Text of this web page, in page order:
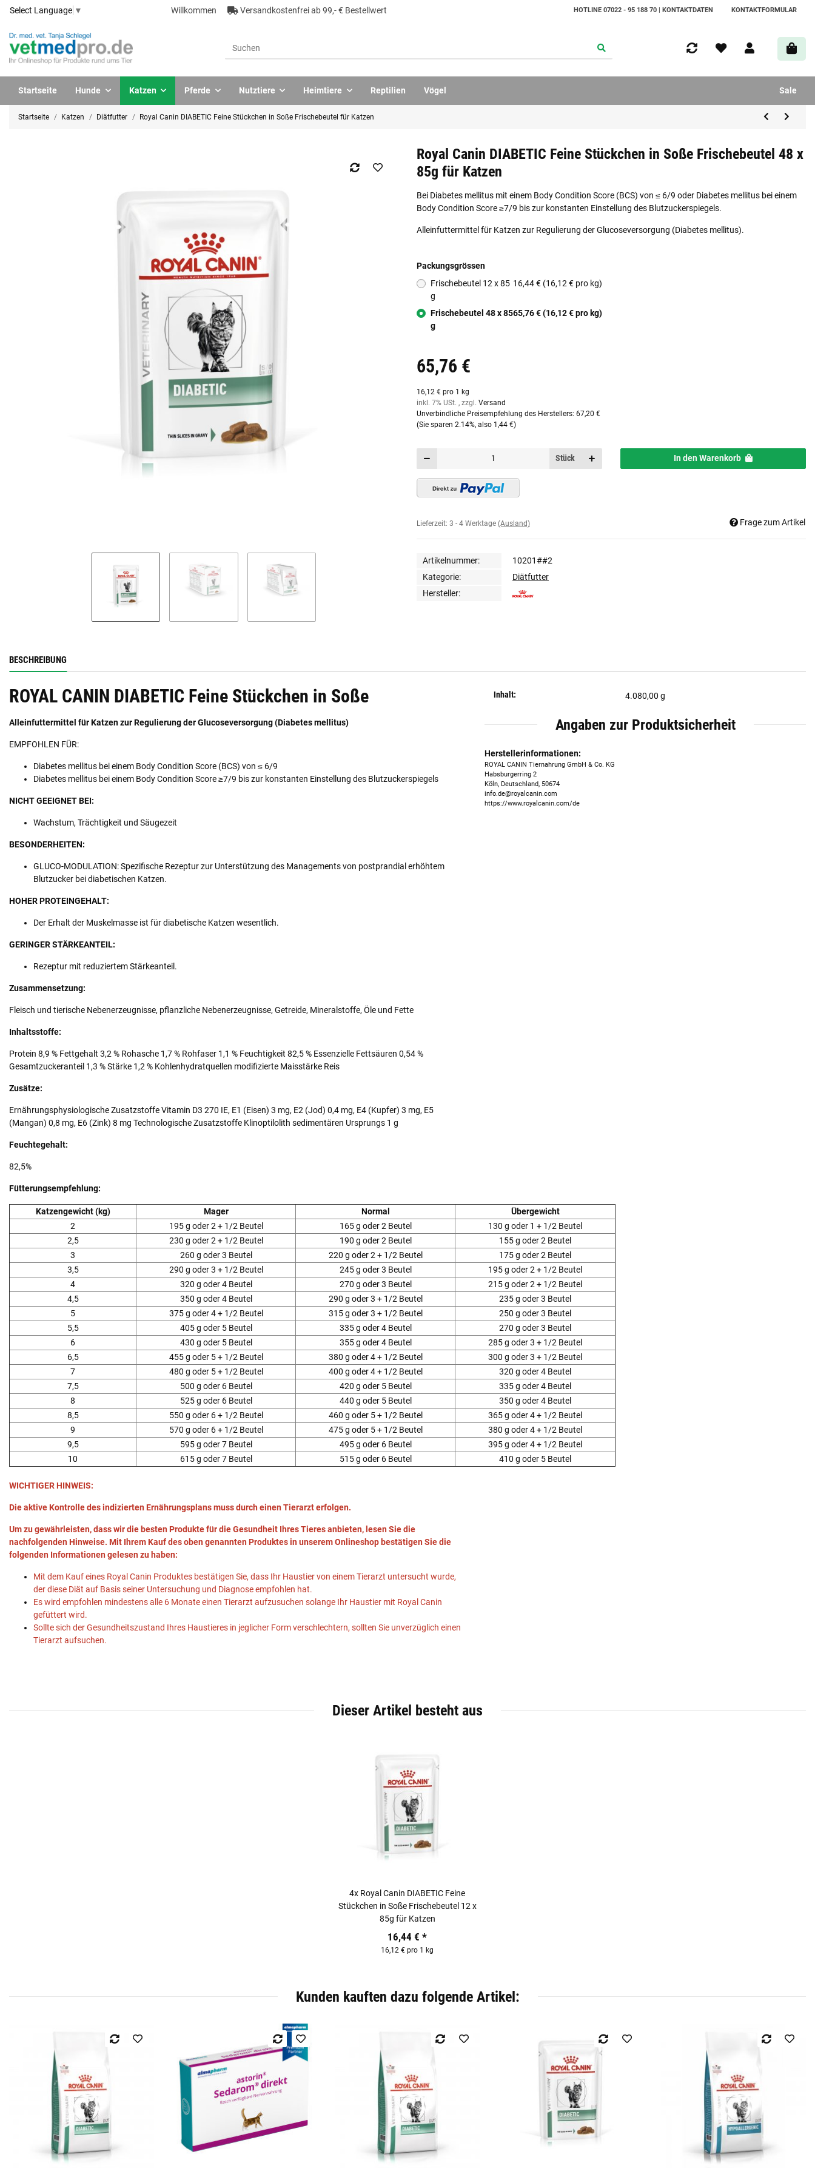
Select Language ▼ Willkommen Versandkostenfrei ab 99,- € Bestellwert HOTLINE 07022 - 95 188 70 | KONTAKTDATEN KONTAKTFORMULAR
Hunde Katzen Pferde Nutztiere Heimtiere Reptilien Vögel
Startseite Sale
Startseite Katzen Diätfutter Royal Canin DIABETIC Feine Stückchen in Soße Frischebeutel für Katzen
Royal Canin DIABETIC Feine Stückchen in Soße Frischebeutel 48 x
85g für Katzen
Bei Diabetes mellitus mit einem Body Condition Score (BCS) von ≤ 6/9 oder Diabetes mellitus bei einem
Body Condition Score ≥7/9 bis zur konstanten Einstellung des Blutzuckerspiegels.
Alleinfuttermittel für Katzen zur Regulierung der Glucoseversorgung (Diabetes mellitus).
Packungsgrössen
Frischebeutel 12 x 85
g
16,44 € (16,12 € pro kg)
Frischebeutel 48 x 85
g
65,76 € (16,12 € pro kg)
65,76 €
16,12 € pro 1 kg
inkl. 7% USt. , zzgl. Versand
Unverbindliche Preisempfehlung des Herstellers: 67,20 €
(Sie sparen 2.14%, also 1,44 €)
Stück In den Warenkorb
Lieferzeit: 3 - 4 Werktage (Ausland) Frage zum Artikel
Artikelnummer:
10201##2
Kategorie:
Diätfutter
Hersteller:
BESCHREIBUNG
ROYAL CANIN DIABETIC Feine Stückchen in Soße
Alleinfuttermittel für Katzen zur Regulierung der Glucoseversorgung (Diabetes mellitus)
EMPFOHLEN FÜR:
Diabetes mellitus bei einem Body Condition Score (BCS) von ≤ 6/9
Diabetes mellitus bei einem Body Condition Score ≥7/9 bis zur konstanten Einstellung des Blutzuckerspiegels
NICHT GEEIGNET BEI:
Wachstum, Trächtigkeit und Säugezeit
BESONDERHEITEN:
GLUCO-MODULATION: Spezifische Rezeptur zur Unterstützung des Managements von postprandial erhöhtem
Blutzucker bei diabetischen Katzen.
HOHER PROTEINGEHALT:
Der Erhalt der Muskelmasse ist für diabetische Katzen wesentlich.
GERINGER STÄRKEANTEIL:
Rezeptur mit reduziertem Stärkeanteil.
Zusammensetzung:
Fleisch und tierische Nebenerzeugnisse, pflanzliche Nebenerzeugnisse, Getreide, Mineralstoffe, Öle und Fette
Inhaltsstoffe:
Protein 8,9 % Fettgehalt 3,2 % Rohasche 1,7 % Rohfaser 1,1 % Feuchtigkeit 82,5 % Essenzielle Fettsäuren 0,54 %
Gesamtzuckeranteil 1,3 % Stärke 1,2 % Kohlenhydratquellen modifizierte Maisstärke Reis
Zusätze:
Ernährungsphysiologische Zusatzstoffe Vitamin D3 270 IE, E1 (Eisen) 3 mg, E2 (Jod) 0,4 mg, E4 (Kupfer) 3 mg, E5
(Mangan) 0,8 mg, E6 (Zink) 8 mg Technologische Zusatzstoffe Klinoptilolith sedimentären Ursprungs 1 g
Feuchtegehalt:
82,5%
Fütterungsempfehlung:
Katzengewicht (kg) Mager Normal
Übergewicht
2
195 g oder 2 + 1/2 Beutel 165 g oder 2 Beutel
130 g oder 1 + 1/2 Beutel
2,5
230 g oder 2 + 1/2 Beutel 190 g oder 2 Beutel
155 g oder 2 Beutel
3
260 g oder 3 Beutel 220 g oder 2 + 1/2 Beutel
175 g oder 2 Beutel
3,5
290 g oder 3 + 1/2 Beutel 245 g oder 3 Beutel
195 g oder 2 + 1/2 Beutel
4
320 g oder 4 Beutel 270 g oder 3 Beutel
215 g oder 2 + 1/2 Beutel
4,5
350 g oder 4 Beutel 290 g oder 3 + 1/2 Beutel
235 g oder 3 Beutel
5
375 g oder 4 + 1/2 Beutel 315 g oder 3 + 1/2 Beutel
250 g oder 3 Beutel
5,5
405 g oder 5 Beutel 335 g oder 4 Beutel
270 g oder 3 Beutel
6
430 g oder 5 Beutel 355 g oder 4 Beutel
285 g oder 3 + 1/2 Beutel
6,5
455 g oder 5 + 1/2 Beutel 380 g oder 4 + 1/2 Beutel
300 g oder 3 + 1/2 Beutel
7
480 g oder 5 + 1/2 Beutel 400 g oder 4 + 1/2 Beutel
320 g oder 4 Beutel
7,5
500 g oder 6 Beutel 420 g oder 5 Beutel
335 g oder 4 Beutel
8
525 g oder 6 Beutel 440 g oder 5 Beutel
350 g oder 4 Beutel
8,5
550 g oder 6 + 1/2 Beutel 460 g oder 5 + 1/2 Beutel
365 g oder 4 + 1/2 Beutel
9
570 g oder 6 + 1/2 Beutel 475 g oder 5 + 1/2 Beutel
380 g oder 4 + 1/2 Beutel
9,5
595 g oder 7 Beutel 495 g oder 6 Beutel
395 g oder 4 + 1/2 Beutel
10
615 g oder 7 Beutel 515 g oder 6 Beutel 410 g oder 5 Beutel
WICHTIGER HINWEIS:
Die aktive Kontrolle des indizierten Ernährungsplans muss durch einen Tierarzt erfolgen.
Um zu gewährleisten, dass wir die besten Produkte für die Gesundheit Ihres Tieres anbieten, lesen Sie die
nachfolgenden Hinweise. Mit Ihrem Kauf des oben genannten Produktes in unserem Onlineshop bestätigen Sie die
folgenden Informationen gelesen zu haben:
Mit dem Kauf eines Royal Canin Produktes bestätigen Sie, dass Ihr Haustier von einem Tierarzt untersucht wurde,
der diese Diät auf Basis seiner Untersuchung und Diagnose empfohlen hat.
Es wird empfohlen mindestens alle 6 Monate einen Tierarzt aufzusuchen solange Ihr Haustier mit Royal Canin
gefüttert wird.
Sollte sich der Gesundheitszustand Ihres Haustieres in jeglicher Form verschlechtern, sollten Sie unverzüglich einen
Tierarzt aufsuchen.
Inhalt: 4.080,00 g
Angaben zur Produktsicherheit
Herstellerinformationen:
ROYAL CANIN Tiernahrung GmbH & Co. KG
Habsburgerring 2
Köln, Deutschland, 50674
info.de@royalcanin.com
https://www.royalcanin.com/de
Dieser Artikel besteht aus
4x Royal Canin DIABETIC Feine
Stückchen in Soße Frischebeutel 12 x
85g für Katzen
16,44 €*
16,12 € pro 1 kg
Kunden kauften dazu folgende Artikel: